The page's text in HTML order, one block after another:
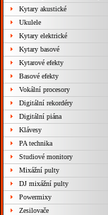
Kytary akustické
Ukulele
Kytary elektrické
Kytary basové
Kytarové efekty
Basové efekty
Vokální procesory
Digitální rekordéry
Digitální piána
Klávesy
PA technika
Studiové monitory
Mixážní pulty
DJ mixážní pulty
Powermixy
Zesilovače